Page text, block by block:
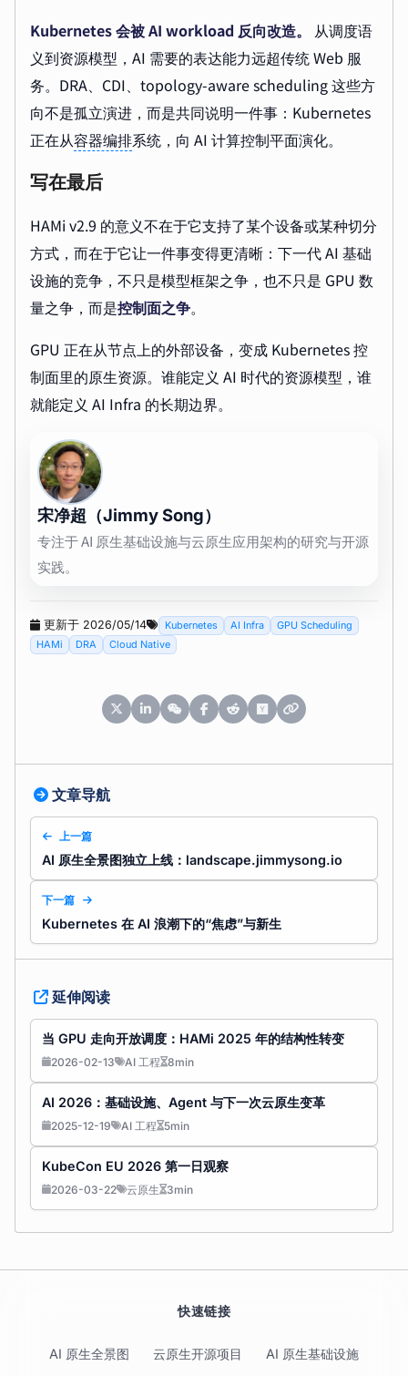
Kubernetes 会被 AI workload 反向改造。
从调度语
义到资源模型，AI 需要的表达能力远超传统 Web 服
务。DRA、CDI、topology-aware scheduling 这些方
向不是孤立演进，而是共同说明一件事：Kubernetes
正在从容器编排系统，向 AI 计算控制平面演化。
写在最后
HAMi v2.9 的意义不在于它支持了某个设备或某种切分
方式，而在于它让一件事变得更清晰：下一代 AI 基础
设施的竞争，不只是模型框架之争，也不只是 GPU 数
量之争，而是控制面之争。
GPU 正在从节点上的外部设备，变成 Kubernetes 控
制面里的原生资源。谁能定义 AI 时代的资源模型，谁
就能定义 AI Infra 的长期边界。
宋净超（Jimmy Song）
专注于 AI 原生基础设施与云原生应用架构的研究与开源
实践。
更新于 2026/05/14 Kubernetes AI Infra
GPU Scheduling
HAMi
DRA Cloud Native
文章导航
上一篇
AI 原生全景图独立上线：landscape.jimmysong.io
下一篇
Kubernetes 在 AI 浪潮下的“焦虑”与新生
延伸阅读
当 GPU 走向开放调度：HAMi 2025 年的结构性转变
2026-02-13 AI 工程 8min
AI 2026：基础设施、Agent 与下一次云原生变革
2025-12-19 AI 工程 5min
KubeCon EU 2026 第一日观察
2026-03-22 云原生 3min
快速链接
AI 原生全景图 云原生开源项目 AI 原生基础设施